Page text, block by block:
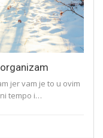
jer vam je to u ovim
tempo i…